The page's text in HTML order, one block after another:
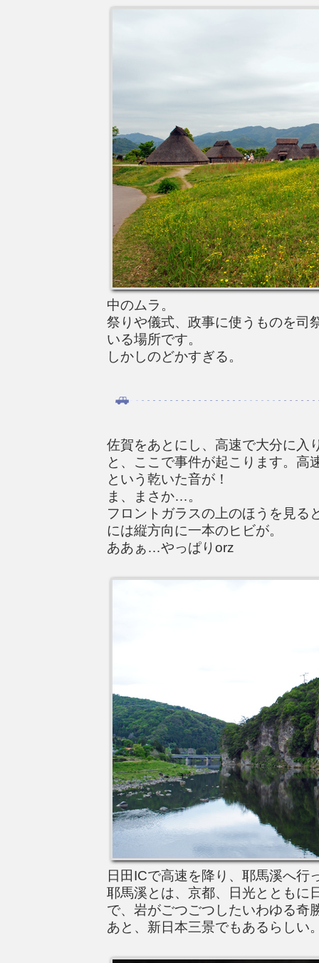
中のムラ。
祭りや儀式、政事に使うものを司
いる場所です。
しかしのどかすぎる。
佐賀をあとにし、高速で大分に入
と、ここで事件が起こります。高
という乾いた音が！
ま、まさか…。
フロントガラスの上のほうを見る
には縦方向に一本のヒビが。
ああぁ…やっぱりorz
日田ICで高速を降り、耶馬溪へ行
耶馬溪とは、京都、日光とともに
で、岩がごつごつしたいわゆる奇
あと、新日本三景でもあるらしい